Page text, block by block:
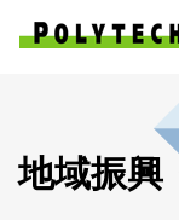
地域振興